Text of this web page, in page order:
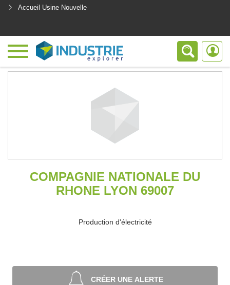
Accueil Usine Nouvelle
COMPAGNIE NATIONALE DU
RHONE LYON 69007
Production d'électricité
CRÉER UNE ALERTE